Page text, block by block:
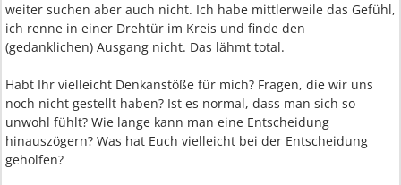
weiter suchen aber auch nicht. Ich habe mittlerweile das Gefühl,
ich renne in einer Drehtür im Kreis und finde den
(gedanklichen) Ausgang nicht. Das lähmt total.
Habt Ihr vielleicht Denkanstöße für mich? Fragen, die wir uns
noch nicht gestellt haben? Ist es normal, dass man sich so
unwohl fühlt? Wie lange kann man eine Entscheidung
hinauszögern? Was hat Euch vielleicht bei der Entscheidung
geholfen?